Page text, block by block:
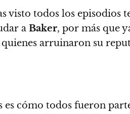
visto todos los episodios
a Baker, por más que
arruinaron su
cómo todos fueron